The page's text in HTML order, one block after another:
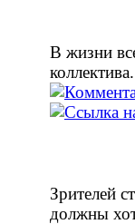
В жизни
коллектива.
Зрителей
должны